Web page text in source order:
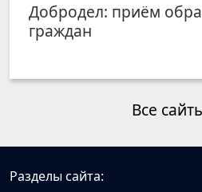
Добродел: приём
граждан
Все
Разделы сайта: